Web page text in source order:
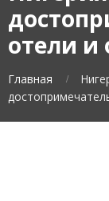
отели и
Главная